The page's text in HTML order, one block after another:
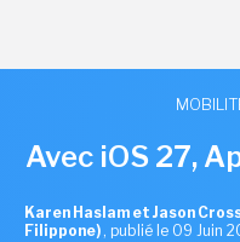
Avec iOS 27,
Karen Haslam et Jason
Filippone) , publié le 09 Juin